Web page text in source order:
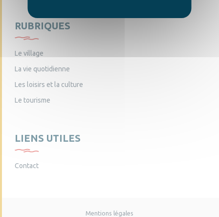
RUBRIQUES
Le village
La vie quotidienne
Les loisirs et la culture
Le tourisme
LIENS UTILES
Contact
Mentions légales